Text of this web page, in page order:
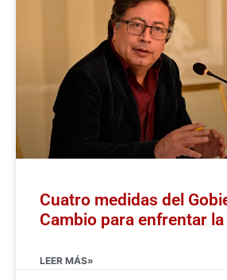
Cuatro medidas del
Cambio para enfrentar
LEER MÁS»